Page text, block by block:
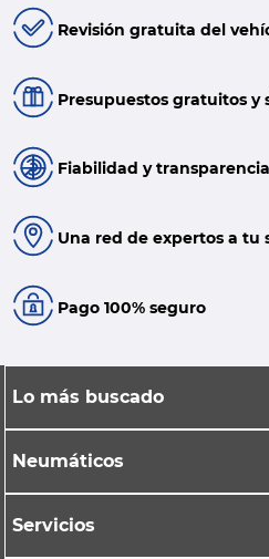
Revisión gratuita del
Presupuestos gratuitos y
Fiabilidad y transparencia
Una red de expertos a tu
Pago 100% seguro
Lo más buscado
Neumáticos
Servicios